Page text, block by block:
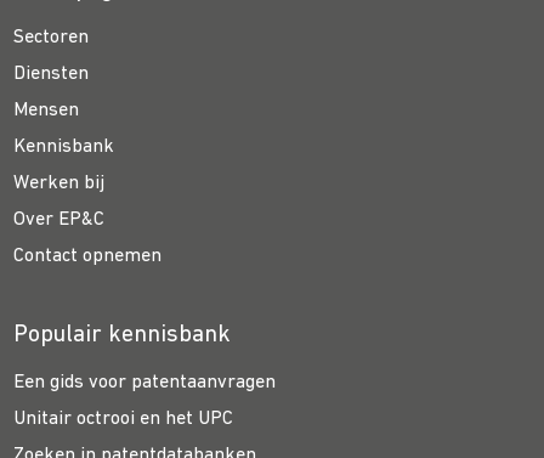
Sectoren
Diensten
Mensen
Kennisbank
Werken bij
Over EP&C
Contact opnemen
Populair kennisbank
Een gids voor patentaanvragen
Unitair octrooi en het UPC